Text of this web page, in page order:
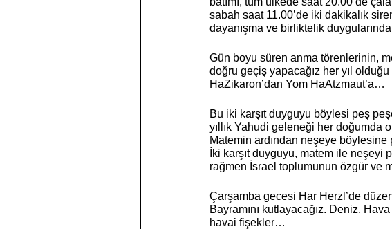
sabah saat 11.00’de iki dakikalık
dayanışma ve birliktelik
Gün boyu süren anma törenlerinin,
doğru geçiş yapacağız her yıl
HaZikaron’dan Yom HaAtzmaut’a…
Bu iki karşıt duyguyu böylesi peş
yıllık Yahudi geleneği her doğumda
Matemin ardından neşeye böylesine
İki karşıt duyguyu, matem ile neşeyi
rağmen İsrael toplumunun özgür ve
Çarşamba gecesi Har Herzl’de
Bayramını kutlayacağız. Deniz,
havai fişekler…